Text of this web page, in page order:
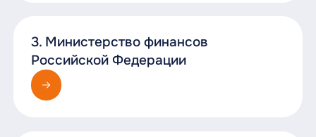
3. Министерство финансов
Российской Федерации